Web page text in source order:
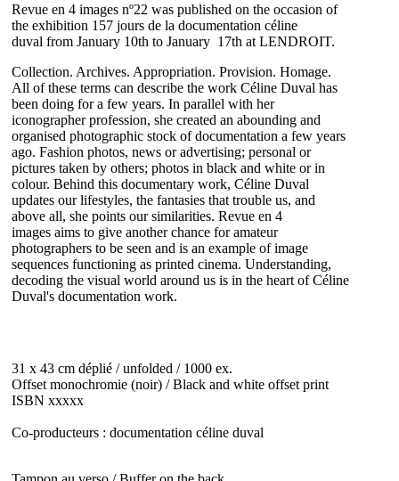
Revue en 4 images nº22 was published on the occasion of
the exhibition 157 jours de la documentation céline
duval from January 10th to January 17th at LENDROIT.
Collection. Archives. Appropriation. Provision. Homage.
All of these terms can describe the work Céline Duval has
been doing for a few years. In parallel with her
iconographer profession, she created an abounding and
organised photographic stock of documentation a few years
ago. Fashion photos, news or advertising; personal or
pictures taken by others; photos in black and white or in
colour. Behind this documentary work, Céline Duval
updates our lifestyles, the fantasies that trouble us, and
above all, she points our similarities. Revue en 4
images aims to give another chance for amateur
photographers to be seen and is an example of image
sequences functioning as printed cinema. Understanding,
decoding the visual world around us is in the heart of Céline
Duval's documentation work.
31 x 43 cm déplié / unfolded / 1000 ex.
Offset monochromie (noir) / Black and white offset print
ISBN xxxxx
Co-producteurs : documentation céline duval